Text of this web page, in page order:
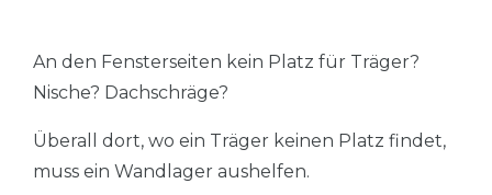
An den Fensterseiten kein Platz für Träger?
Nische? Dachschräge?
Überall dort, wo ein Träger keinen Platz findet,
muss ein Wandlager aushelfen.